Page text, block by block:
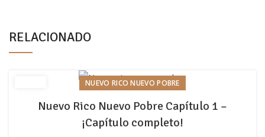
RELACIONADO
NUEVO RICO NUEVO POBRE
Nuevo Rico Nuevo Pobre Capítulo 1 –
¡Capítulo completo!